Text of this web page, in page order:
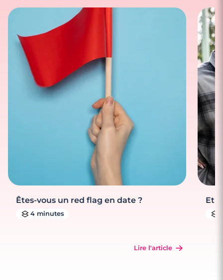
Êtes-vous un red flag en date ?
4 minutes
Lire l'article
Et